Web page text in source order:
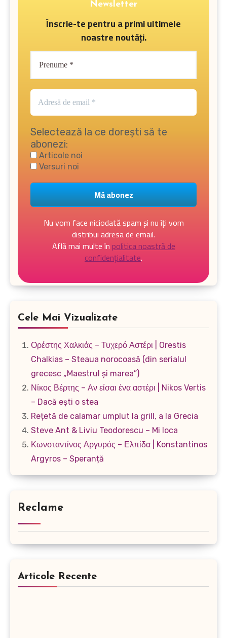
Newsletter
Înscrie-te pentru a primi ultimele
noastre noutăți.
Selectează la ce dorești să te
abonezi:
Articole noi
Versuri noi
Nu vom face niciodată spam și nu îți vom
distribui adresa de email.
Află mai multe în politica noastră de
confidențialitate.
Cele Mai Vizualizate
Ορέστης Χαλκιάς – Τυχερό Αστέρι | Orestis
Chalkias – Steaua norocoasă (din serialul
grecesc „Maestrul și marea”)
Νίκος Βέρτης – Αν είσαι ένα αστέρι | Nikos Vertis
– Dacă ești o stea
Rețetă de calamar umplut la grill, a la Grecia
Steve Ant & Liviu Teodorescu – Mi loca
Κωνσταντίνος Αργυρός – Ελπίδα | Konstantinos
Argyros – Speranță
Reclame
Articole Recente